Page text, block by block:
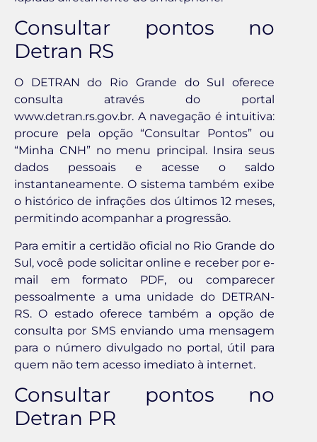
Consultar pontos no
Detran RS
O DETRAN do Rio Grande do Sul oferece
consulta através do portal
www.detran.rs.gov.br. A navegação é intuitiva:
procure pela opção “Consultar Pontos” ou
“Minha CNH” no menu principal. Insira seus
dados pessoais e acesse o saldo
instantaneamente. O sistema também exibe
o histórico de infrações dos últimos 12 meses,
permitindo acompanhar a progressão.
Para emitir a certidão oficial no Rio Grande do
Sul, você pode solicitar online e receber por e-
mail em formato PDF, ou comparecer
pessoalmente a uma unidade do DETRAN-
RS. O estado oferece também a opção de
consulta por SMS enviando uma mensagem
para o número divulgado no portal, útil para
quem não tem acesso imediato à internet.
Consultar pontos no
Detran PR